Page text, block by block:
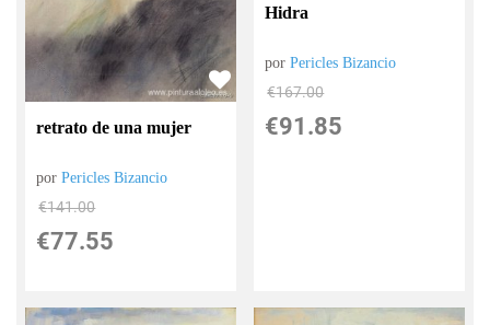
retrato de una mujer
porPericles Bizancio
€141.00
€77.55
Hidra
porPericles Bizancio
€167.00
€91.85